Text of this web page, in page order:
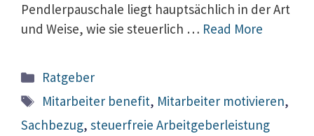
Pendlerpauschale liegt hauptsächlich in der Art
und Weise, wie sie steuerlich … Read More
Kategorien
Ratgeber
Schlagwörter
Mitarbeiter benefit, Mitarbeiter motivieren,
Sachbezug, steuerfreie Arbeitgeberleistung